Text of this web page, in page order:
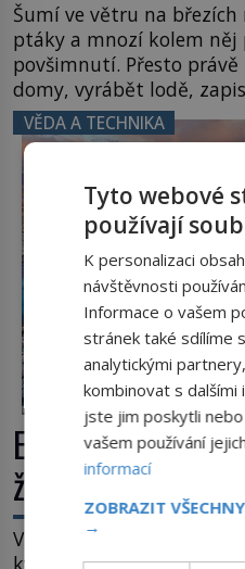
Šumí ve větru na
ptáky a mnozí kolem něj
povšimnutí. Přesto
domy, vyrábět lodě,
inspiroval řadu pověstí.
užitečná rostlina provází
Většina lidí vnímá rákos
letního koupání. Stačí se
VĚDA A TECHNIKA
Extrémní
život přežívá
Vroucí voda, mráz
kyseliny, smrtící tlak i
Tyto webové
používají
K personalizaci
návštěvnosti
Informace o vašem
stránek také sdílíme
analytickými
kombinovat s
jste jim poskytli
vašem používání
informací
ZOBRAZIT
→